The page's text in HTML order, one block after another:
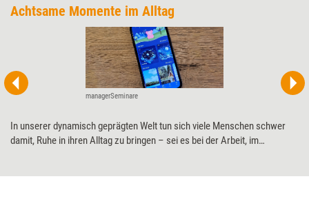
Achtsame Momente im Alltag
managerSeminare
In unserer dynamisch geprägten Welt tun sich viele Menschen schwer
damit, Ruhe in ihren Alltag zu bringen – sei es bei der Arbeit, im